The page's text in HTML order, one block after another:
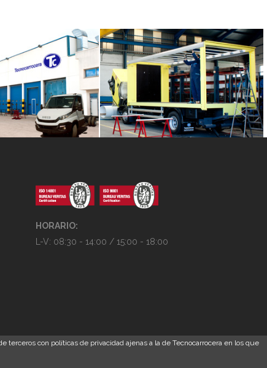
HORARIO:
L-V: 08:30 - 14:00 / 15:00 - 18:00
con políticas de privacidad ajenas a la de Tecnocarrocera en los que